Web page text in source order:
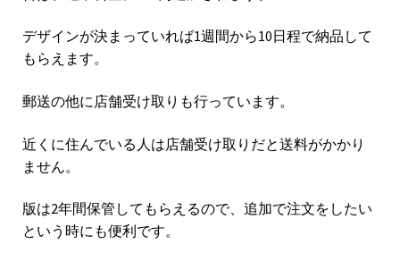
デザインが決まっていれば1週間から10日程で納品して
もらえます。
郵送の他に店舗受け取りも行っています。
近くに住んでいる人は店舗受け取りだと送料がかかり
ません。
版は2年間保管してもらえるので、追加で注文をしたい
という時にも便利です。